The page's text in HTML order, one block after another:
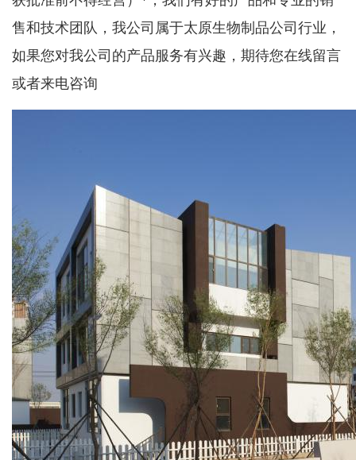
售和技术团队，我公司属于太原生物制品公司行业，
如果您对我公司的产品服务有兴趣，期待您在线留言
或者来电咨询